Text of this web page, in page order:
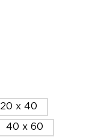
20 x 40
40 x 60